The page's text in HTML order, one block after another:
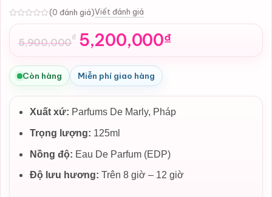
(0 đánh giá)Viết đánh giá
5,900,000₫
Giá
gốc
là:
5,900,000₫.
5,200,000₫
Giá
hiện
tại
là:
5,200,000₫.
Còn hàng Miễn phí giao hàng
Xuất xứ: Parfums De Marly, Pháp
Trọng lượng: 125ml
Nồng độ: Eau De Parfum (EDP)
Độ lưu hương: Trên 8 giờ – 12 giờ